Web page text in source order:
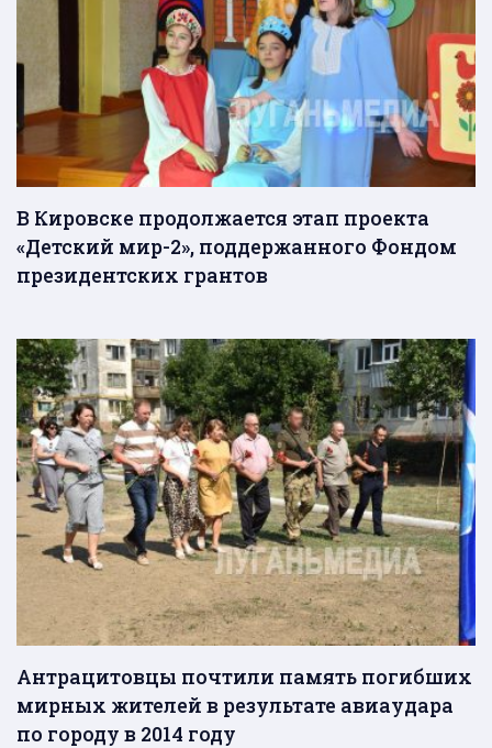
В Кировске продолжается этап проекта
«Детский мир-2», поддержанного Фондом
президентских грантов
Антрацитовцы почтили память погибших
мирных жителей в результате авиаудара
по городу в 2014 году